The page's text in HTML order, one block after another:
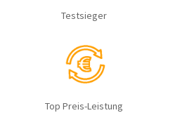
Testsieger
Top Preis-Leistung